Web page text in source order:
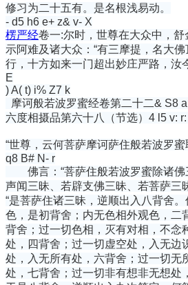
修习为二十五有。是名根浅易动。
- d5 h6 e+ z& v- X
楞严经卷一:尔时，世尊在大众中，
示阿难及诸大众：“有三摩提，名大
行，十方如来一门超出妙庄严路，汝
E
) A( t) i% Z7 k
摩诃般若波罗蜜经卷第二十二& S8
六度相摄品第六十八（节选） 4 l5 v:
“世尊，云何菩萨摩诃萨住般若波罗蜜
q8 B# N- r
佛言：“菩萨住般若波罗蜜除诸佛
声闻三昧、若辟支佛三昧、若菩萨三
“是菩萨住诸三昧，逆顺出入八背舍
色，是初背舍；内无色相外观色，二
背舍；过一切色相，灭有对相，不念
处，四背舍；过一切虚空处，入无边
处，入无所有处，六背舍；过一切无
处，七背舍；过一切非有想非无想处